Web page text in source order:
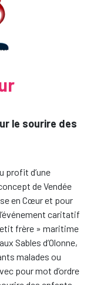
le sourire des
profit d’une
de Vendée
en Cœur et pour
caritatif
frère » maritime
Sables d’Olonne,
malades ou
pour mot d’ordre